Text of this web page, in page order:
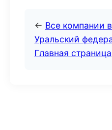
← Все компании
Уральский
Главная страница